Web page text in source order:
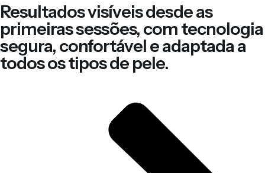
Resultados visíveis desde as
primeiras sessões, com tecnologia
segura, confortável e adaptada a
todos os tipos de pele.